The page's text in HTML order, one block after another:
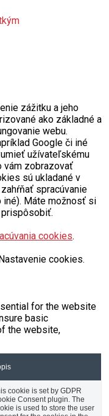
zážitku a jeho
ako základné a
webu.
Google či iné
užívateľskému
vám zobrazovať
sú ukladané v
spracúvanie
iné). Máte možnosť si
cookies.
cookies.
for the website
basic
the website,
cookie is set by GDPR
Consent plugin. The
is used to store the user